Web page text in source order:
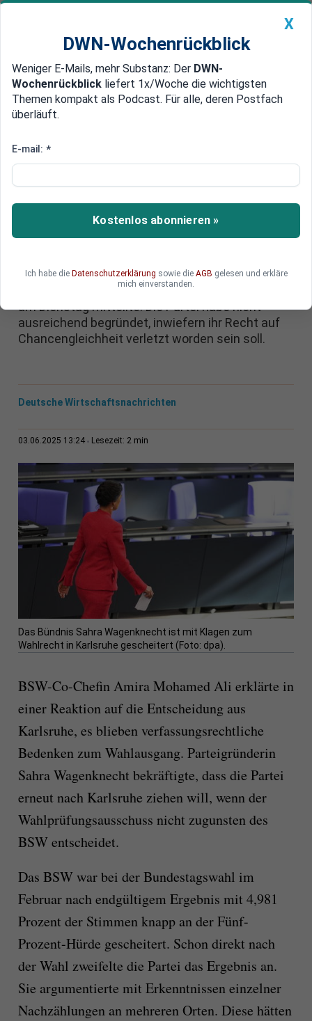
Newsticker MEIN DWN: Geldanlage Premium
Edelmetalle DWN-Magazin China
BSW-Klagen zum Wahlrecht vor
gescheitert
Das Bündnis Sahra Wagenknecht (BSW) ist in
Karlsruhe mit Klagen zum Bundestagswahlrecht
verwarf zwei Organklagen der Partei als
unzulässig, wie das oberste deutsche Gericht
am Dienstag mitteilte. Die Partei habe nicht
ausreichend begründet, inwiefern ihr Recht auf
Chancengleichheit verletzt worden sein soll.
Deutsche Wirtschaftsnachrichten
03.06.2025 13:24 Lesezeit: 2 min
Das Bündnis Sahra Wagenknecht ist mit Klagen zum
Wahlrecht in Karlsruhe gescheitert (Foto: dpa).
BSW-Co-Chefin Amira Mohamed Ali erklärte in
einer Reaktion auf die Entscheidung aus
Karlsruhe, es blieben verfassungsrechtliche
Bedenken zum Wahlausgang. Parteigründerin
Sahra Wagenknecht bekräftigte, dass die Partei
erneut nach Karlsruhe ziehen will, wenn der
Wahlprüfungsausschuss nicht zugunsten des
BSW entscheidet.
Das BSW war bei der Bundestagswahl im
Februar nach endgültigem Ergebnis mit 4,981
Prozent der Stimmen knapp an der Fünf-
Prozent-Hürde gescheitert. Schon direkt nach
der Wahl zweifelte die Partei das Ergebnis an.
Sie argumentierte mit Erkenntnissen einzelner
Nachzählungen an mehreren Orten. Diese hätten
X
DWN-Wochenrückblick
Weniger E-Mails, mehr Substanz: Der DWN-
Wochenrückblick liefert 1x/Woche die wichtigsten
Themen kompakt als Podcast. Für alle, deren Postfach
überläuft.
E-mail: *
Kostenlos abonnieren »
Ich habe die Datenschutzerklärung sowie die AGB gelesen und erkläre
mich einverstanden.